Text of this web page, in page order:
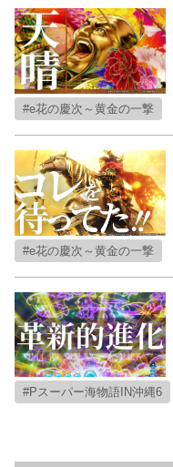
e花の慶次～黄金の一撃
e花の慶次～黄金の一撃
Pスーパー海物語IN沖縄6